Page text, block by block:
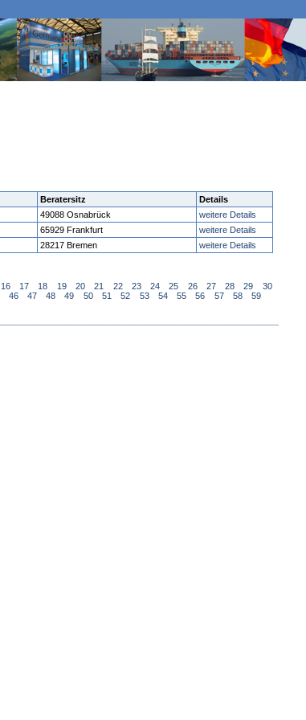
Beratersitz
Details
49088 Osnabrück
weitere Details
65929 Frankfurt
weitere Details
28217 Bremen weitere Details
16 17 18 19 20 21 22 23 24 25 26 27 28 29
30
46 47 48 49 50 51 52 53 54 55 56 57 58
59